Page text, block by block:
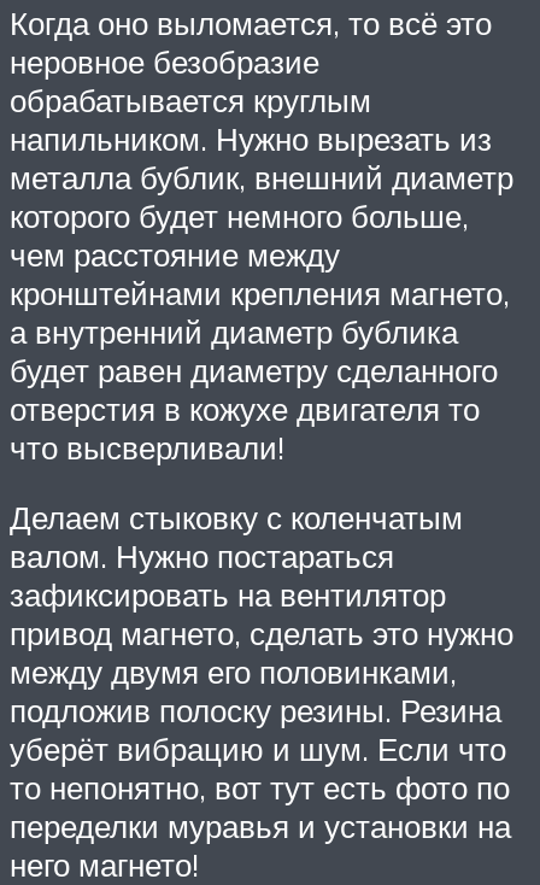
Когда оно выломается, то всё это
неровное безобразие
обрабатывается круглым
напильником. Нужно вырезать из
металла бублик, внешний диаметр
которого будет немного больше,
чем расстояние между
кронштейнами крепления магнето,
а внутренний диаметр бублика
будет равен диаметру сделанного
отверстия в кожухе двигателя то
что высверливали!
Делаем стыковку с коленчатым
валом. Нужно постараться
зафиксировать на вентилятор
привод магнето, сделать это нужно
между двумя его половинками,
подложив полоску резины. Резина
уберёт вибрацию и шум. Если что
то непонятно, вот тут есть фото по
переделки муравья и установки на
него магнето!